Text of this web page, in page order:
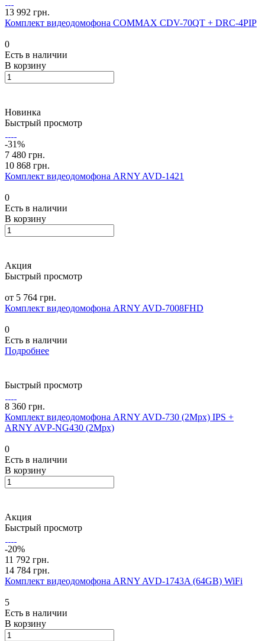
13 992 грн.
Комплект видеодомофона COMMAX CDV-70QT + DRC-4PIP
0
Есть в наличии
В корзину
Новинка
Быстрый просмотр
-31%
7 480 грн.
10 868 грн.
Комплект видеодомофона ARNY AVD-1421
0
Есть в наличии
В корзину
Акция
Быстрый просмотр
от 5 764 грн.
Комплект видеодомофона ARNY AVD-7008FHD
0
Есть в наличии
Подробнее
Быстрый просмотр
8 360 грн.
Комплект видеодомофона ARNY AVD-730 (2Mpx) IPS +
ARNY AVP-NG430 (2Mpx)
0
Есть в наличии
В корзину
Акция
Быстрый просмотр
-20%
11 792 грн.
14 784 грн.
Комплект видеодомофона ARNY AVD-1743A (64GB) WiFi
5
Есть в наличии
В корзину